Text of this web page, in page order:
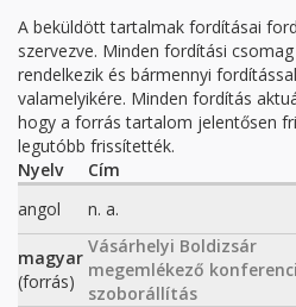
A beküldött tartalmak fordításai
szervezve. Minden fordítási
rendelkezik és bármennyi
valamelyikére. Minden fordítás
hogy a forrás tartalom jelentősen
legutóbb frissítették.
Nyelv
Cím
angol
n. a.
magyar
(forrás)
Vásárhelyi Boldizsár
megemlékező
szoborállítás